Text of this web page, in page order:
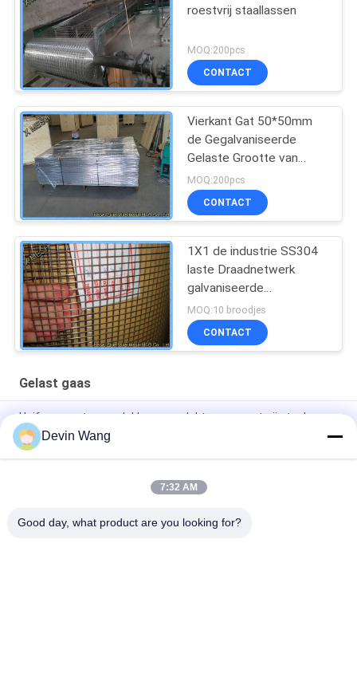
roestvrij staallassen
MOQ:200pcs
CONTACT
Vierkant Gat 50*50mm
de Gegalvaniseerde
Gelaste Grootte van
Netwerkbladen 4.2*0.8 M
MOQ:200pcs
CONTACT
1X1 de industrie SS304
laste Draadnetwerk
galvaniseerde
Gebeëindigde
Vriendschappelijke Eco
MOQ:10 broodjes
CONTACT
Gelast gaas
Uniforme gaten en vlakke oppervlakte van roestvrij staal
gelast draadnet 1/4" tot 3"
Roestvrijstalen gelast gaas voor hoogwaardige constructie
Roestvrij staal 304 gelast gaas 1/2 inch hardwaredoek voor
Devin Wang
7:32 AM
Good day, what product are you looking for?